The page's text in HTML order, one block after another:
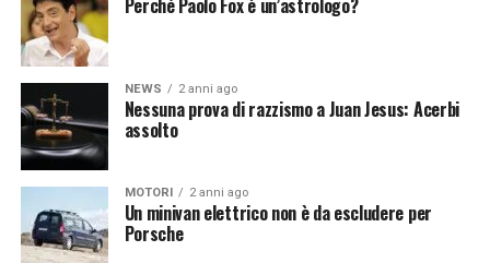
Affidare un satellite all’intelligenza artificiale apre un
mondo di possibilità nel campo dell’esplorazione
spaziale, delle telecomunicazioni e dell’osservazione
della Terra. Tuttavia, è fondamentale affrontare le sfide
tecniche, etiche e legali associate a questa convergenza.
Con una corretta gestione e un’attenta considerazione
degli impatti, l’IA potrebbe trasformare radicalmente il
settore spaziale, portando a nuove scoperte e benefici
per l’umanità.
NEWS 2 anni ago
Nessuna prova di razzismo a Juan Jesus: Acerbi
assolto
MOTORI 2 anni ago
Un minivan elettrico non è da escludere per
Porsche